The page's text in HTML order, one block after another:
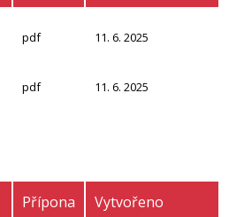
pdf 11. 6. 2025
pdf 11. 6. 2025
Přípona Vytvořeno